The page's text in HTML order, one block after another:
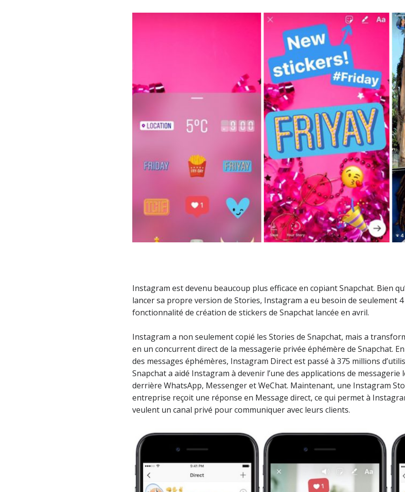
Instagram est devenu beaucoup plus efficace en copiant Snapchat. Bien
lancer sa propre version de Stories, Instagram a eu besoin de seulement
fonctionnalité de création de stickers de Snapchat lancée en avril.
Instagram a non seulement copié les Stories de Snapchat, mais a
en un concurrent direct de la messagerie privée éphémère de Snapchat.
des messages éphémères, Instagram Direct est passé à 375 millions
Snapchat a aidé Instagram à devenir l’une des applications de
derrière WhatsApp, Messenger et WeChat. Maintenant, une Instagram
entreprise reçoit une réponse en Message direct, ce qui permet à
veulent un canal privé pour communiquer avec leurs clients.